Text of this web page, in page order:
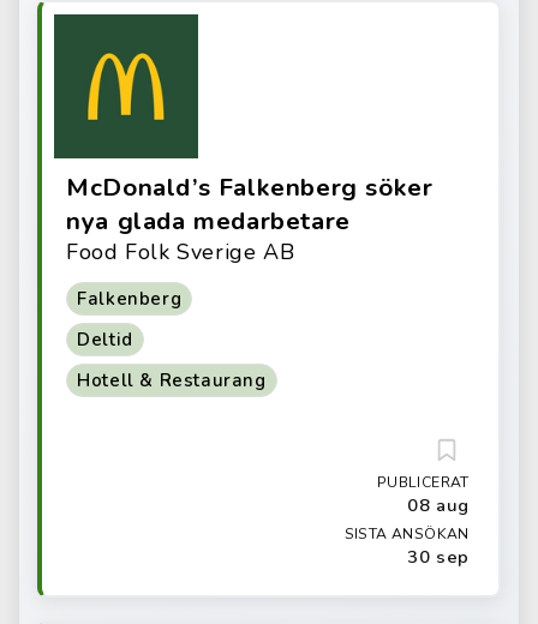
McDonald’s Falkenberg söker
nya glada medarbetare
Food Folk Sverige AB
Falkenberg
Deltid
Hotell & Restaurang
PUBLICERAT
08 aug
SISTA ANSÖKAN
30 sep